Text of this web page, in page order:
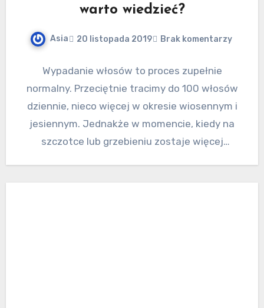
warto wiedzieć?
Asia 20 listopada 2019 Brak komentarzy
Wypadanie włosów to proces zupełnie
normalny. Przeciętnie tracimy do 100 włosów
dziennie, nieco więcej w okresie wiosennym i
jesiennym. Jednakże w momencie, kiedy na
szczotce lub grzebieniu zostaje więcej